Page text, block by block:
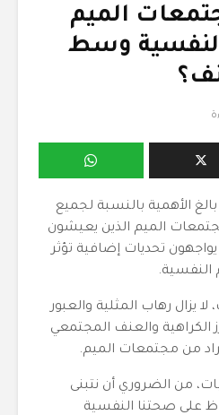
الميم
وسط
الأهمية بالنسبة لجميع
مجتمعات الميم الذين يعيشون
تحديات إضافية تؤثر
يزال رهاب المثلية والعبور
الكراهية والعنف المجتمعي
من مجتمعات الميم.
من الضروري أن نتبنى
على صحتنا النفسية